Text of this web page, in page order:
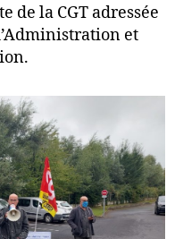
de la CGT adressée
et